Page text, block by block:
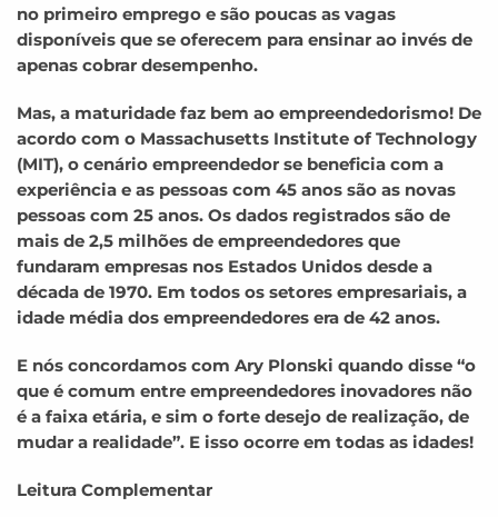
no primeiro emprego e são poucas as vagas
disponíveis que se oferecem para ensinar ao invés de
apenas cobrar desempenho.
Mas, a maturidade faz bem ao empreendedorismo! De
acordo com o Massachusetts Institute of Technology
(MIT), o cenário empreendedor se beneficia com a
experiência e as pessoas com 45 anos são as novas
pessoas com 25 anos. Os dados registrados são de
mais de 2,5 milhões de empreendedores que
fundaram empresas nos Estados Unidos desde a
década de 1970. Em todos os setores empresariais, a
idade média dos empreendedores era de 42 anos.
E nós concordamos com Ary Plonski quando disse “o
que é comum entre empreendedores inovadores não
é a faixa etária, e sim o forte desejo de realização, de
mudar a realidade”. E isso ocorre em todas as idades!
Leitura Complementar